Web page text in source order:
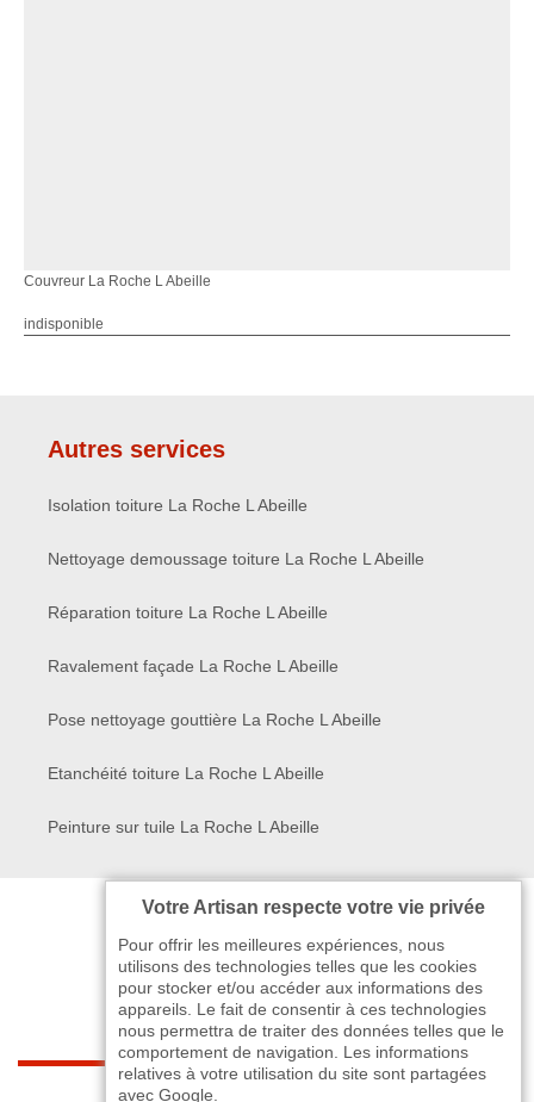
Couvreur La Roche L Abeille
indisponible
Autres services
Isolation toiture La Roche L Abeille
Nettoyage demoussage toiture La Roche L Abeille
Réparation toiture La Roche L Abeille
Ravalement façade La Roche L Abeille
Pose nettoyage gouttière La Roche L Abeille
Etanchéité toiture La Roche L Abeille
Peinture sur tuile La Roche L Abeille
Votre Artisan respecte votre vie privée
Pour offrir les meilleures expériences, nous
utilisons des technologies telles que les cookies
pour stocker et/ou accéder aux informations des
appareils. Le fait de consentir à ces technologies
nous permettra de traiter des données telles que le
comportement de navigation. Les informations
relatives à votre utilisation du site sont partagées
avec Google.